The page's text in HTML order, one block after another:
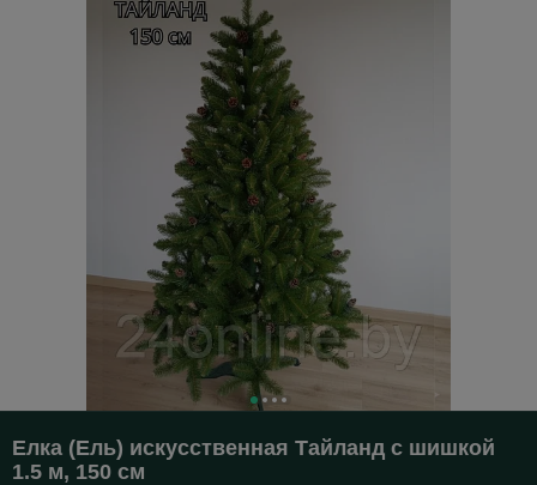
Елка (Ель) искусственная Тайланд с шишкой
1.5 м, 150 см